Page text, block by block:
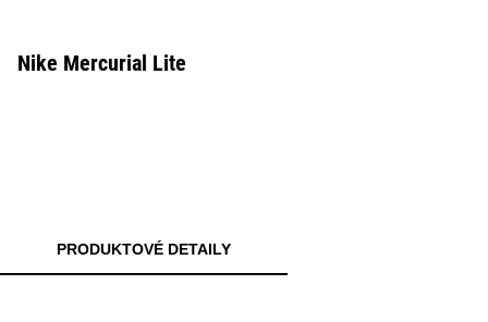
Nike Mercurial Lite
PRODUKTOVÉ DETAILY